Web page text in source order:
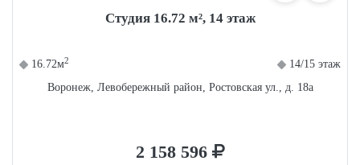
Студия 16.72 м², 14 этаж
16.72м2
14/15 этаж
Воронеж, Левобережный район, Ростовская ул., д. 18а
2 158 596